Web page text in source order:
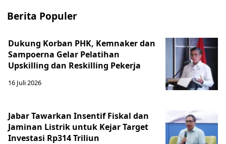
Berita Populer
Dukung Korban PHK, Kemnaker dan
Sampoerna Gelar Pelatihan
Upskilling dan Reskilling Pekerja
16 Juli 2026
Jabar Tawarkan Insentif Fiskal dan
Jaminan Listrik untuk Kejar Target
Investasi Rp314 Triliun